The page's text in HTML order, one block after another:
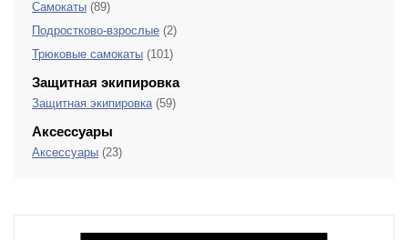
Самокаты (89)
Подростково-взрослые (2)
Трюковые самокаты (101)
Защитная экипировка
Защитная экипировка (59)
Аксессуары
Аксессуары (23)